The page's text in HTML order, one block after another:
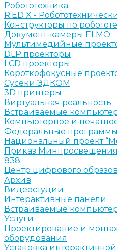
Робототехника
R:ED X -
Конструкторы по
Документ-камеры ELMO
Мультимедийные
DLP проекторы
LCD проекторы
Короткофокусные
Сусеки ЭДКОМ
3D принтеры
Виртуальная реальность
Встраиваемые
Компьютерное и
Федеральные программы
Национальный проект
Приказ Минпросвещения
838
Центр цифрового
Архив
Видеостудии
Интерактивные панели
Встраиваемые
Услуги
Проектирование и
оборудования
Установка